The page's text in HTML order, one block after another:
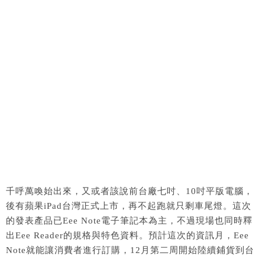
千呼萬喚始出來，又或者該說前台廠七吋、10吋平版電腦，
後有蘋果iPad台灣正式上市，再不起跑就只剩車尾燈。這次
的發表產品已Eee Note電子筆記本為主，不過現場也同時釋
出Eee Reader的規格與特色資料。預計這次的資訊月，Eee
Note就能讓消費者進行訂購，12月第二周開始陸續鋪貨到台